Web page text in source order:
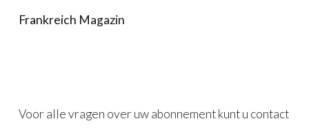
Frankreich Magazin
Voor alle vragen over uw abonnement kunt u contact